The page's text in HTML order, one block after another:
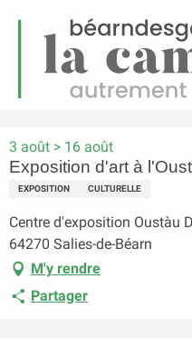
Menu
Exposition d'art à
3 août > 16 août
Exposition d'art à
EXPOSITION CULTURELLE
Centre d'exposition Oustàu
64270 Salies-de-Béarn
M'y rendre
Partager